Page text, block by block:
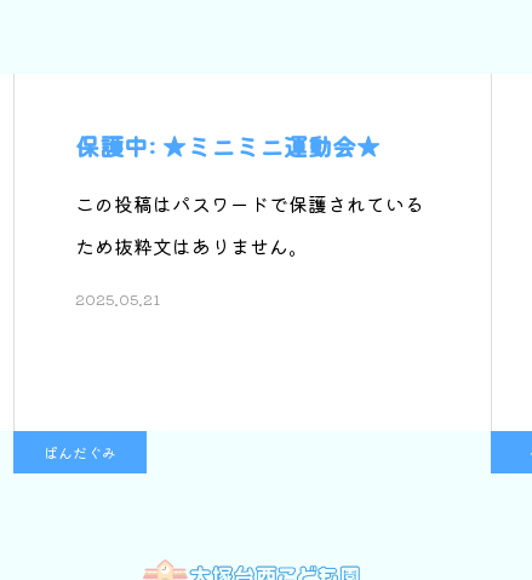
保護中: ★ミニミニ運動会★
この投稿はパスワードで保護されている
ため抜粋文はありません。
2025.05.21
ぱんだぐみ